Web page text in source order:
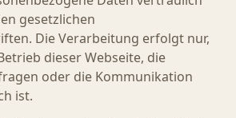
gesetzlichen
Die Verarbeitung erfolgt nur,
dieser Webseite, die
oder die Kommunikation
ist.